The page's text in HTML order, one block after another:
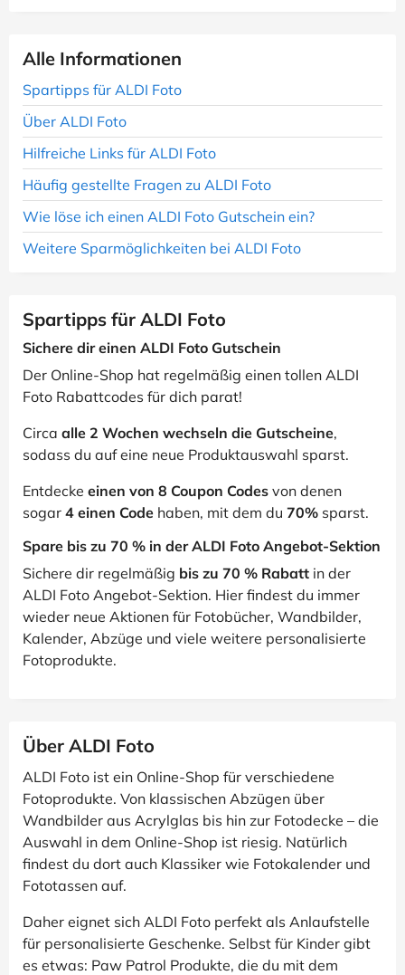
Alle Informationen
Spartipps für ALDI Foto
Über ALDI Foto
Hilfreiche Links für ALDI Foto
Häufig gestellte Fragen zu ALDI Foto
Wie löse ich einen ALDI Foto Gutschein ein?
Weitere Sparmöglichkeiten bei ALDI Foto
Spartipps für ALDI Foto
Sichere dir einen ALDI Foto Gutschein
Der Online-Shop hat regelmäßig einen tollen ALDI
Foto Rabattcodes für dich parat!
Circa alle 2 Wochen wechseln die Gutscheine,
sodass du auf eine neue Produktauswahl sparst.
Entdecke einen von 8 Coupon Codes von denen
sogar 4 einen Code haben, mit dem du 70% sparst.
Spare bis zu 70 % in der ALDI Foto Angebot-Sektion
Sichere dir regelmäßig bis zu 70 % Rabatt in der
ALDI Foto Angebot-Sektion. Hier findest du immer
wieder neue Aktionen für Fotobücher, Wandbilder,
Kalender, Abzüge und viele weitere personalisierte
Fotoprodukte.
Über ALDI Foto
ALDI Foto ist ein Online-Shop für verschiedene
Fotoprodukte. Von klassischen Abzügen über
Wandbilder aus Acrylglas bis hin zur Fotodecke – die
Auswahl in dem Online-Shop ist riesig. Natürlich
findest du dort auch Klassiker wie Fotokalender und
Fototassen auf.
Daher eignet sich ALDI Foto perfekt als Anlaufstelle
für personalisierte Geschenke. Selbst für Kinder gibt
es etwas: Paw Patrol Produkte, die du mit dem